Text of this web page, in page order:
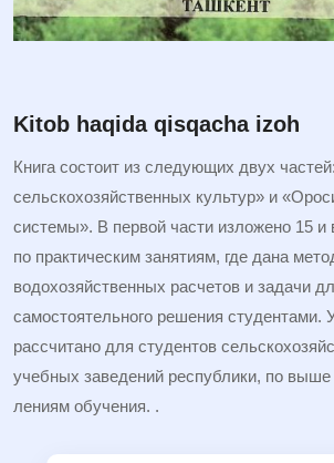
Kitob haqida qisqacha izoh
Книга состоит из следующих двух
сельско­хозяйственных культур» и
системы». В первой части изложено 15 и
по практическим занятиям, где дана
водохозяйственных расчетов и задачи
самостоятельного решения студентами.
рассчитано для студентов
учебных заведений республики, по
лениям обучения. .